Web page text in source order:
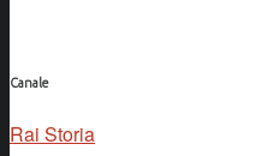
Canale
Rai Storia